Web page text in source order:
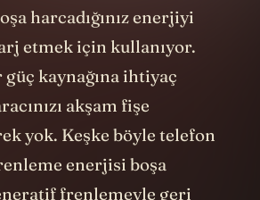
harcadığınız enerjiyi
etmek için kullanıyor.
kaynağına ihtiyaç
akşam fişe
yok. Keşke böyle telefon
enerjisi boşa
frenlemeyle geri